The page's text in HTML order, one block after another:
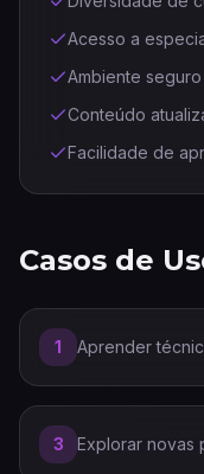
Acesso a
Ambiente
Conteúdo
Facilidade de
Casos de
1 Aprender
3 Explorar novas